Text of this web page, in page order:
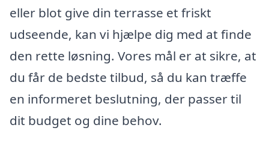
eller blot give din terrasse et friskt
udseende, kan vi hjælpe dig med at finde
den rette løsning. Vores mål er at sikre, at
du får de bedste tilbud, så du kan træffe
en informeret beslutning, der passer til
dit budget og dine behov.